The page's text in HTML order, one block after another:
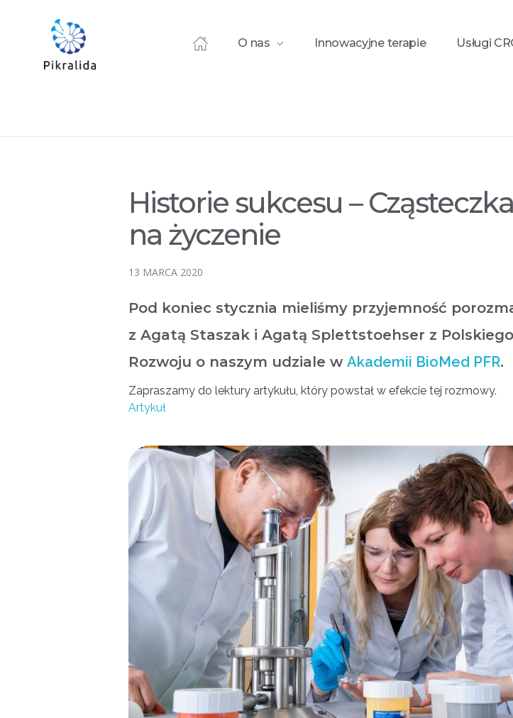
O nas Innowacyjne terapie Usługi
Home Blog Historie sukcesu – Cząsteczka ...
Historie sukcesu – Cząsteczka
na życzenie
13 MARCA 2020
Pod koniec stycznia mieliśmy przyjemność
z Agatą Staszak i Agatą Splettstoehser z
Rozwoju o naszym udziale w Akademii BioMed PFR.
Zapraszamy do lektury artykułu, który powstał w efekcie tej rozmowy.
Artykuł